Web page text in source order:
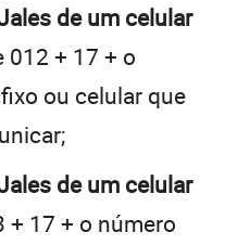
de um celular
012 + 17 + o
ou celular que
de um celular
+ 17 + o número